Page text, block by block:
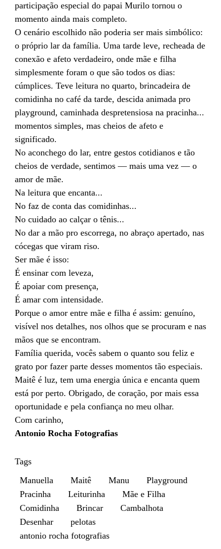
participação especial do papai Murilo tornou o
momento ainda mais completo.
O cenário escolhido não poderia ser mais simbólico:
o próprio lar da família. Uma tarde leve, recheada de
conexão e afeto verdadeiro, onde mãe e filha
simplesmente foram o que são todos os dias:
cúmplices. Teve leitura no quarto, brincadeira de
comidinha no café da tarde, descida animada pro
playground, caminhada despretensiosa na pracinha...
momentos simples, mas cheios de afeto e
significado.
No aconchego do lar, entre gestos cotidianos e tão
cheios de verdade, sentimos — mais uma vez — o
amor de mãe.
Na leitura que encanta...
No faz de conta das comidinhas...
No cuidado ao calçar o tênis...
No dar a mão pro escorrega, no abraço apertado, nas
cócegas que viram riso.
Ser mãe é isso:
É ensinar com leveza,
É apoiar com presença,
É amar com intensidade.
Porque o amor entre mãe e filha é assim: genuíno,
visível nos detalhes, nos olhos que se procuram e nas
mãos que se encontram.
Família querida, vocês sabem o quanto sou feliz e
grato por fazer parte desses momentos tão especiais.
Maitê é luz, tem uma energia única e encanta quem
está por perto. Obrigado, de coração, por mais essa
oportunidade e pela confiança no meu olhar.
Com carinho,
Antonio Rocha Fotografias
Tags
Manuella
Maitê Manu
Playground
Pracinha
Leiturinha
Mãe e Filha
Comidinha
Brincar
Cambalhota
Desenhar
pelotas
antonio rocha fotografias